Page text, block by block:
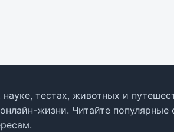
тестах, животных и
жизни. Читайте популярные